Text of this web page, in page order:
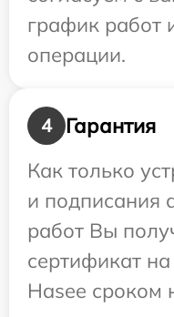
график работ
операции.
4
Гарантия
Как только
и подписания
работ Вы
сертификат
Hasee сроком